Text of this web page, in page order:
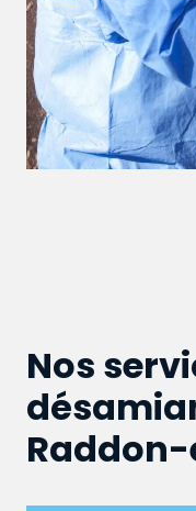
Nos